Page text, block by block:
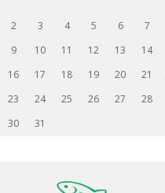
2
3 4 5 6 7
9
10 11 12 13 14
16
17 18 19 20 21
23
24 25 26 27 28
30
31